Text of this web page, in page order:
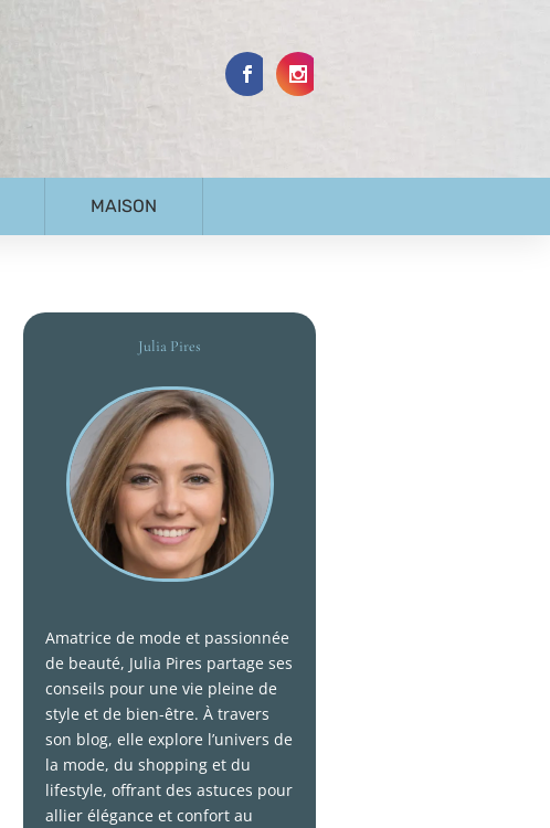
MAISON
Julia Pires
Amatrice de mode et passionnée
de beauté, Julia Pires partage ses
conseils pour une vie pleine de
style et de bien-être. À travers
son blog, elle explore l’univers de
la mode, du shopping et du
lifestyle, offrant des astuces pour
allier élégance et confort au